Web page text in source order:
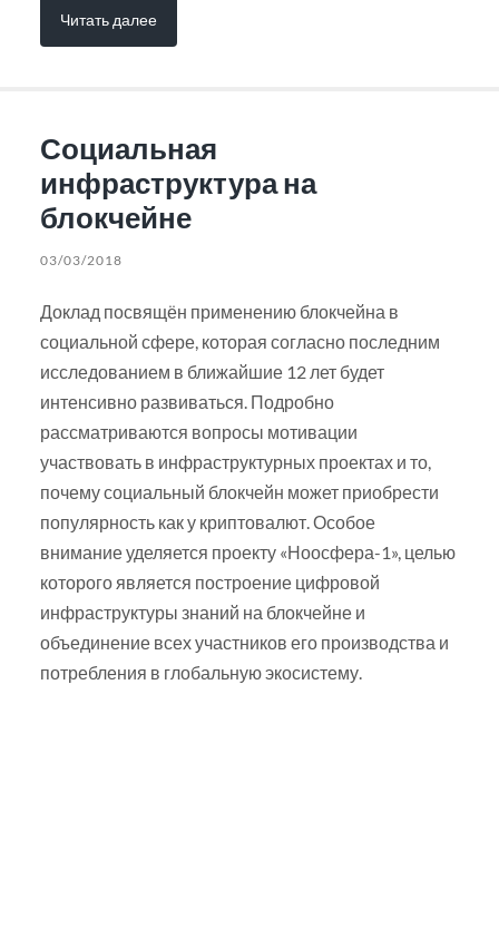
Читать далее
Социальная
инфраструктура на
блокчейне
03/03/2018
Доклад посвящён применению блокчейна в
социальной сфере, которая согласно последним
исследованием в ближайшие 12 лет будет
интенсивно развиваться. Подробно
рассматриваются вопросы мотивации
участвовать в инфраструктурных проектах и то,
почему социальный блокчейн может приобрести
популярность как у криптовалют. Особое
внимание уделяется проекту «Ноосфера-1», целью
которого является построение цифровой
инфраструктуры знаний на блокчейне и
объединение всех участников его производства и
потребления в глобальную экосистему.